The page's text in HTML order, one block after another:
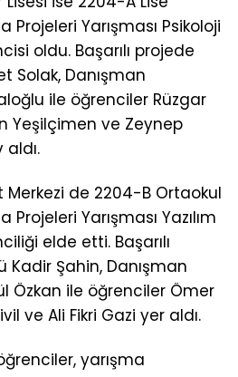
Projeleri Yarışması Psikoloji
oldu. Başarılı projede
Solak, Danışman
ile öğrenciler Rüzgar
Yeşilçimen ve Zeynep
de 2204-B Ortaokul
Yarışması Yazılım
elde etti. Başarılı
Kadir Şahin, Danışman
Özkan ile öğrenciler Ömer
ve Ali Fikri Gazi yer aldı.
yarışma